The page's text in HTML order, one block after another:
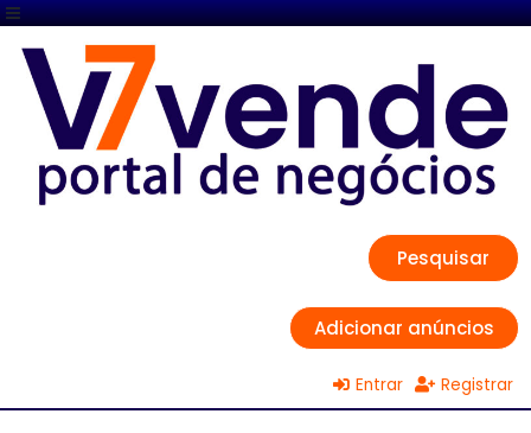
Pesquisar
Adicionar anúncios
Entrar Registrar